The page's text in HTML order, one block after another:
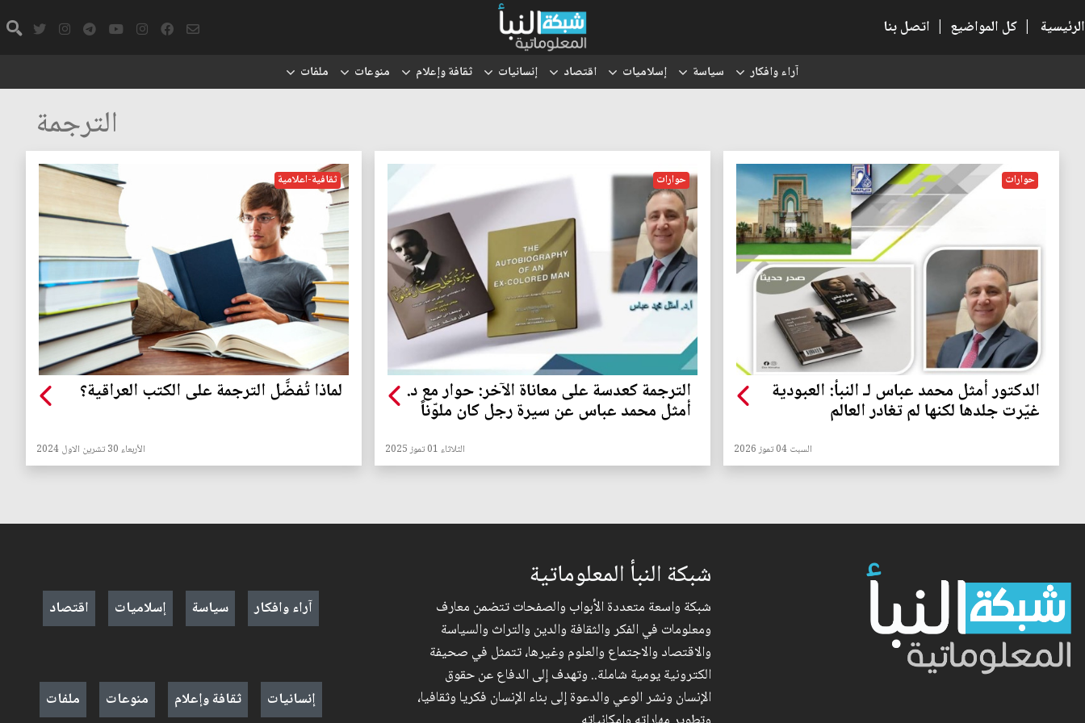
الرئيسية | كل المواضيع | اتصل بنا
آراء وافكار سياسة إسلاميات اقتصاد إنسانيات ثقافة وإعلام منوعات ملفات
الترجمة
حوارات
الدكتور أمثل محمد عباس لـ النبأ: العبودية
غيّرت جلدها لكنها لم تغادر العالم
السبت 04 تموز 2026
حوارات
الترجمة كعدسة على معاناة الآخر: حوار مع د.
أمثل محمد عباس عن سيرة رجل كان ملوّناً
الثلاثاء 01 تموز 2025
ثقافية-اعلامية
لماذا تُفضَّل الترجمة على الكتب العراقية؟
الأربعاء 30 تشرين الاول 2024
شبكة النبأ المعلوماتية
شبكة واسعة متعددة الأبواب والصفحات تتضمن معارف
ومعلومات في الفكر والثقافة والدين والتراث والسياسة
والاقتصاد والاجتماع والعلوم وغيرها، تتمثل في صحيفة
الكترونية يومية شاملة.. وتهدف إلى الدفاع عن حقوق
الإنسان ونشر الوعي والدعوة إلى بناء الإنسان فكريا وثقافيا،
آراء وافكار سياسة إسلاميات اقتصاد
إنسانيات ثقافة وإعلام منوعات ملفات